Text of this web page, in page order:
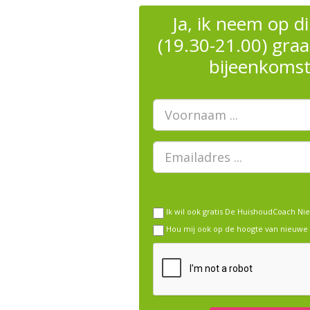
Ja, ik neem op
(19.30-21.00)
Voornaam
E-
mailadres
Ik wil ook gratis De HuishoudCoach
Hou mij ook op de hoogte van nieuwe